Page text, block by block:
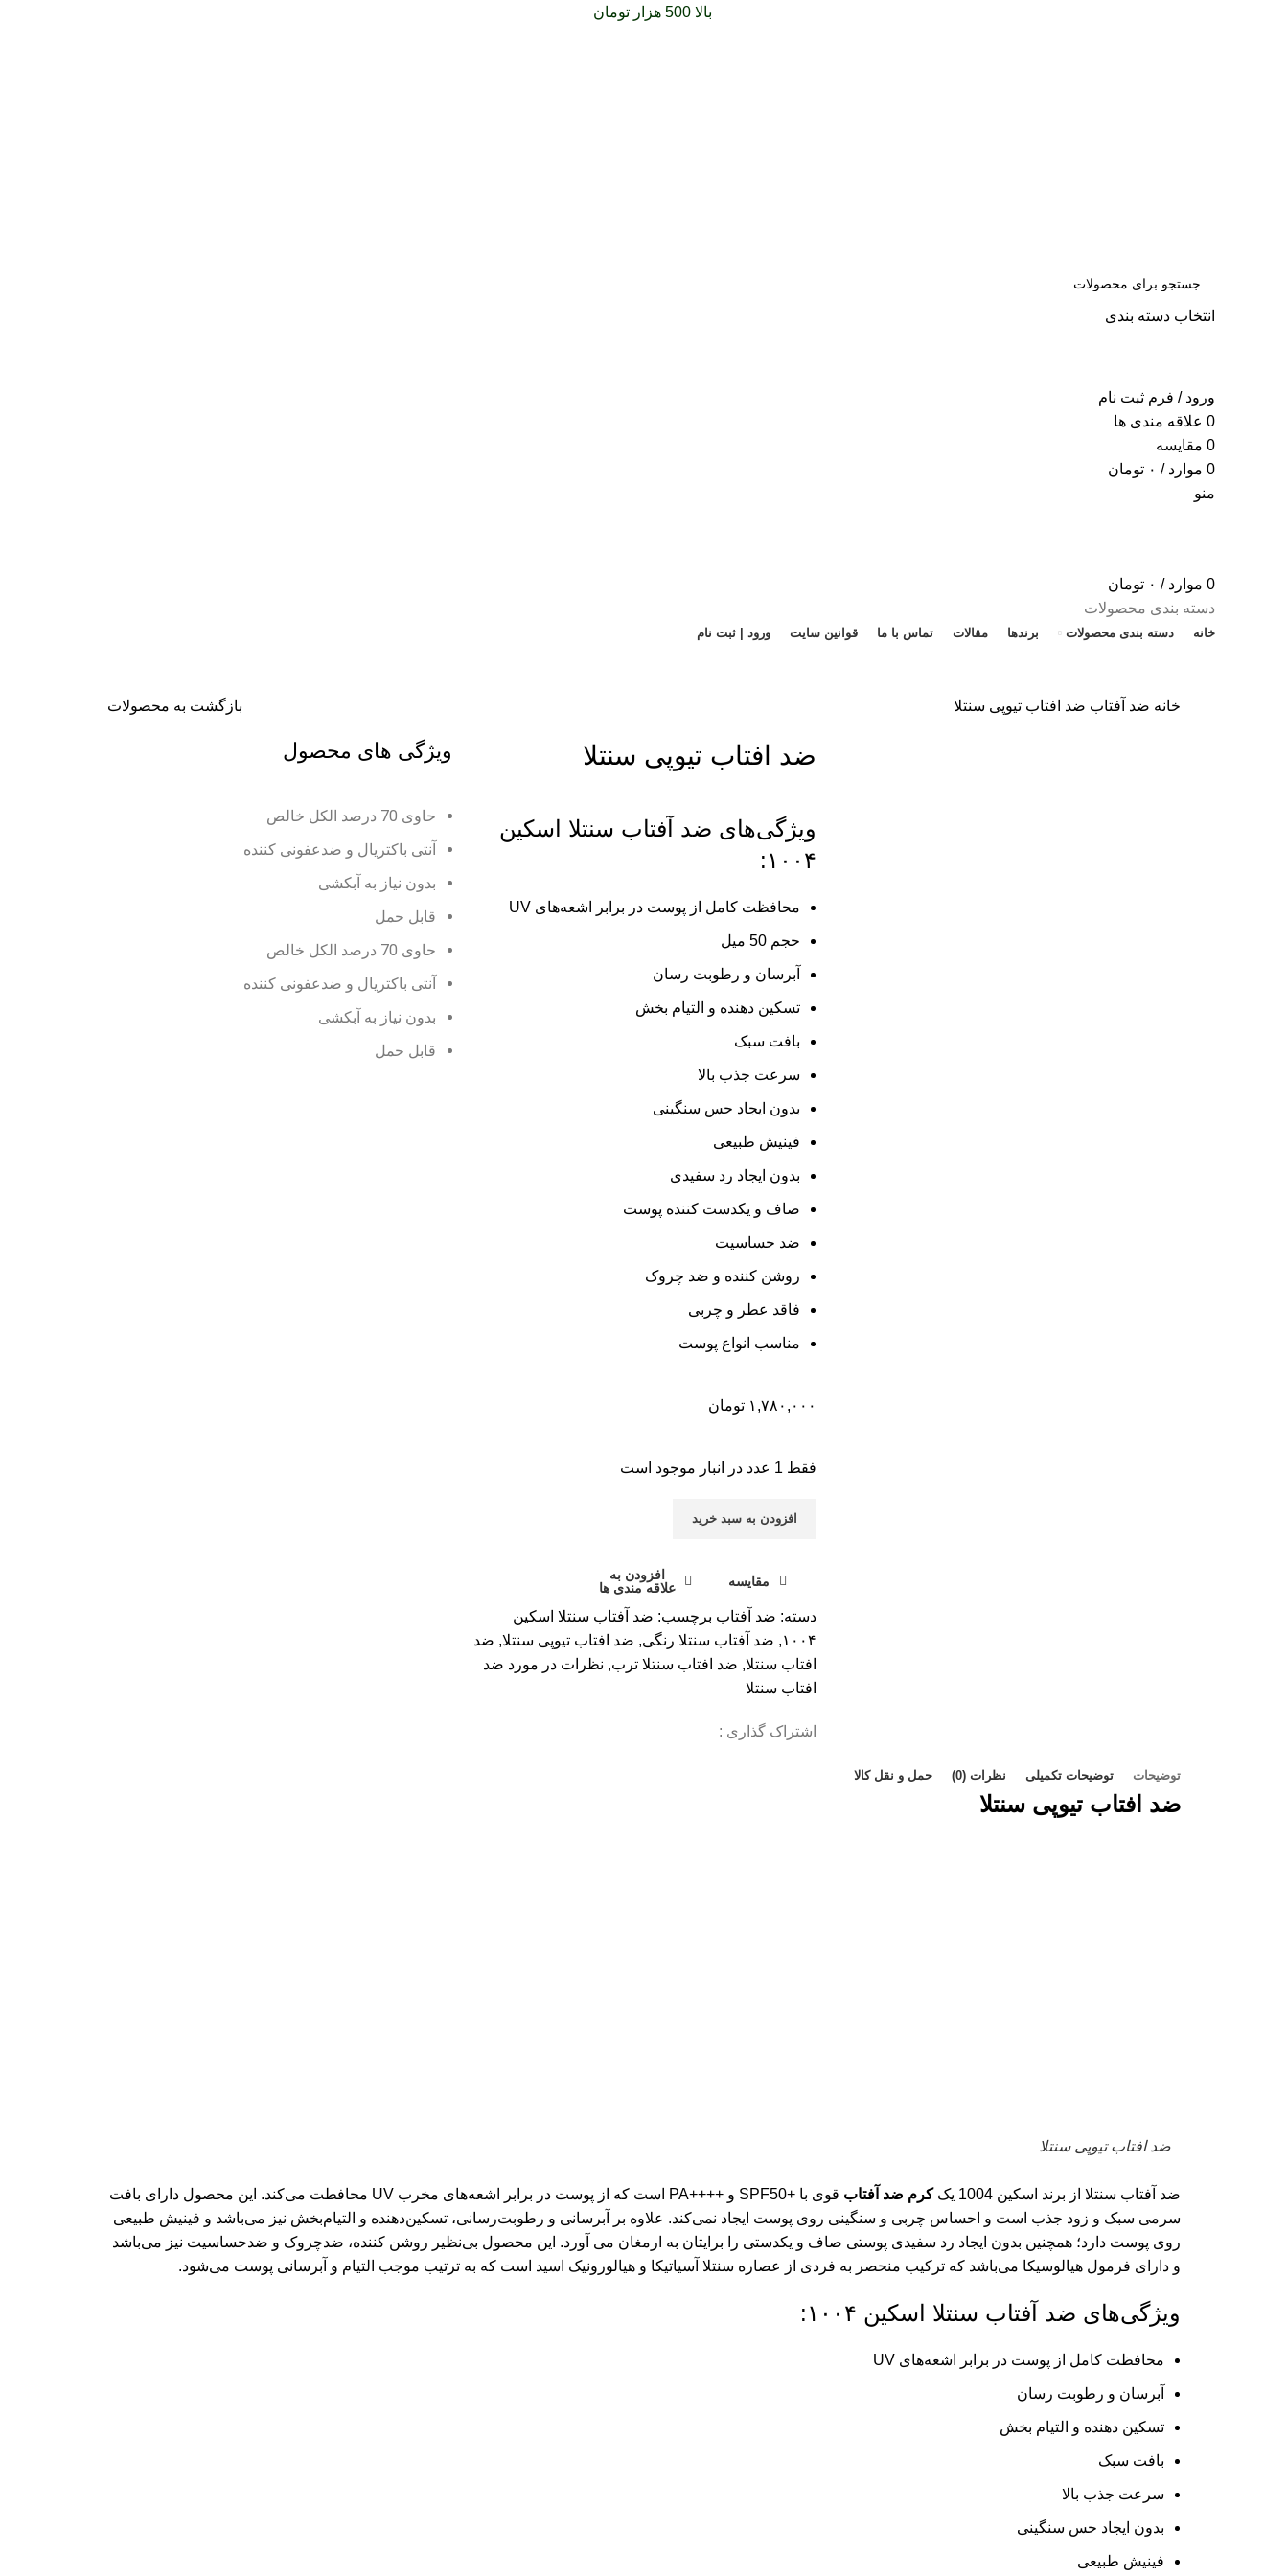
بالا 500 هزار تومان
انتخاب دسته بندی
ورود / فرم ثبت نام
0 علاقه مندی ها
0 مقایسه
0 موارد / ۰ تومان
منو
0 موارد / ۰ تومان
دسته بندی محصولات
خانه دسته بندی محصولات برندها مقالات تماس با ما قوانین سایت ورود | ثبت نام
خانه ضد آفتاب ضد افتاب تیوپی سنتلا بازگشت به محصولات
ضد افتاب تیوپی سنتلا
ویژگی‌های ضد آفتاب سنتلا اسکین
۱۰۰۴:
محافظت کامل از پوست در برابر اشعه‌های UV
حجم 50 میل
آبرسان و رطوبت رسان
تسکین دهنده و التیام بخش
بافت سبک
سرعت جذب بالا
بدون ایجاد حس سنگینی
فینیش طبیعی
بدون ایجاد رد سفیدی
صاف و یکدست کننده پوست
ضد حساسیت
روشن کننده و ضد چروک
فاقد عطر و چربی
مناسب انواع پوست
۱,۷۸۰,۰۰۰ تومان
فقط 1 عدد در انبار موجود است
افزودن به سبد خرید
مقایسه
افزودن به
علاقه مندی ها
دسته: ضد آفتاب برچسب: ضد آفتاب سنتلا اسکین
۱۰۰۴, ضد آفتاب سنتلا رنگی, ضد افتاب تیوپی سنتلا, ضد
افتاب سنتلا, ضد افتاب سنتلا ترب, نظرات در مورد ضد
افتاب سنتلا
اشتراک گذاری :
ویژگی های محصول
حاوی 70 درصد الکل خالص
آنتی باکتریال و ضدعفونی کننده
بدون نیاز به آبکشی
قابل حمل
حاوی 70 درصد الکل خالص
آنتی باکتریال و ضدعفونی کننده
بدون نیاز به آبکشی
قابل حمل
توضیحات توضیحات تکمیلی نظرات (0) حمل و نقل کالا
ضد افتاب تیوپی سنتلا
ضد افتاب تیوپی سنتلا
ضد آفتاب سنتلا از برند اسکین 1004 یک کرم ضد آفتاب
قوی با +SPF50 و ++++PA است که از پوست در برابر اشعه‌های مخرب UV محافطت می‌کند. این محصول دارای بافت
سرمی سبک و زود جذب است و احساس چربی و سنگینی روی پوست ایجاد نمی‌کند. علاوه بر آبرسانی و رطوبت‌رسانی، تسکین‌دهنده و التیام‌بخش نیز می‌باشد و فینیش طبیعی
روی پوست دارد؛ همچنین بدون ایجاد رد سفیدی پوستی صاف و یکدستی را برایتان به ارمغان می آورد. این محصول بی‌نظیر روشن کننده، ضدچروک و ضدحساسیت نیز می‌باشد
و دارای فرمول هیالوسیکا می‌باشد که ترکیب منحصر به فردی از عصاره سنتلا آسیاتیکا و هیالورونیک اسید است که به ترتیب موجب التیام و آبرسانی پوست می‌شود.
ویژگی‌های ضد آفتاب سنتلا اسکین ۱۰۰۴:
محافظت کامل از پوست در برابر اشعه‌های UV
آبرسان و رطوبت رسان
تسکین دهنده و التیام بخش
بافت سبک
سرعت جذب بالا
بدون ایجاد حس سنگینی
فینیش طبیعی